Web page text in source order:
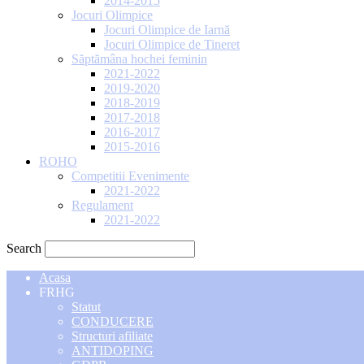
Jocuri Olimpice
Jocuri Olimpice de Iarnă
Jocuri Olimpice de Tineret
Săptămâna hochei feminin
2021-2022
2019-2020
2018-2019
2017-2018
2016-2017
2015-2016
ROHO
Competitii Evenimente
2021-2022
Regulament
2021-2022
Search
Acasa
FRHG
Statut
CONDUCERE
Structuri afiliate
ANTIDOPING